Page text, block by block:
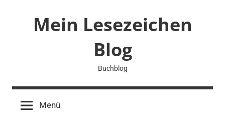
Mein Lesezeichen
Blog
Buchblog
Menü